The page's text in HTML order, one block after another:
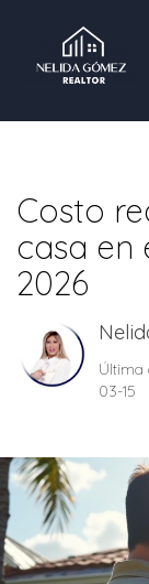
Costo
casa en
2026
Última
03-15